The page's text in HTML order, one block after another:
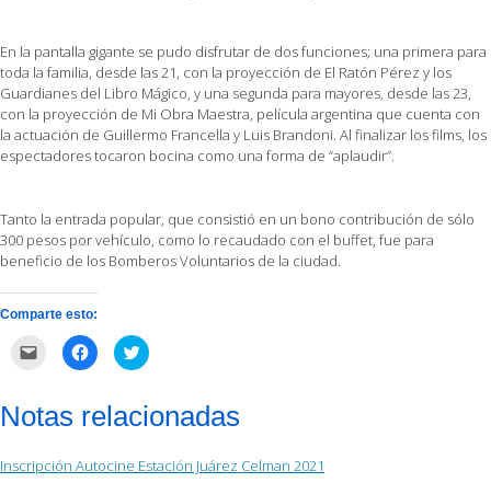
En la pantalla gigante se pudo disfrutar de dos funciones; una primera para
toda la familia, desde las 21, con la proyección de El Ratón Pérez y los
Guardianes del Libro Mágico, y una segunda para mayores, desde las 23,
con la proyección de Mi Obra Maestra, película argentina que cuenta con
la actuación de Guillermo Francella y Luis Brandoni. Al finalizar los films, los
espectadores tocaron bocina como una forma de “aplaudir”.
Tanto la entrada popular, que consistió en un bono contribución de sólo
300 pesos por vehículo, como lo recaudado con el buffet, fue para
beneficio de los Bomberos Voluntarios de la ciudad.
Comparte esto:
correo
electrónico
amigo
Haz
clic
Facebook
(Se
una
Haz
clic
en
Twitter
(Se
una
Notas relacionadas
Inscripción Autocine Estación Juárez Celman 2021